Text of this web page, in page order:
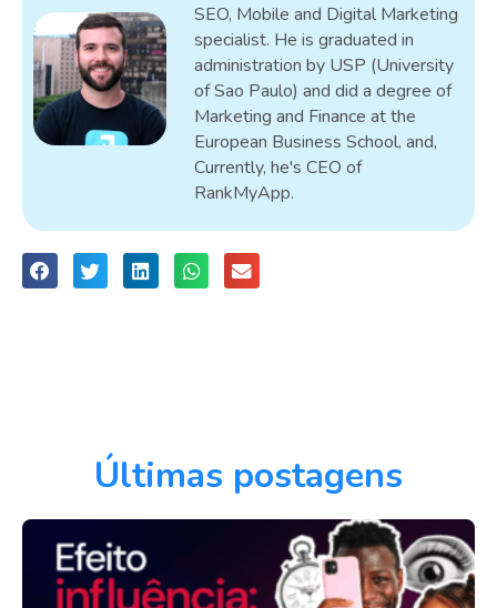
SEO, Mobile and Digital Marketing
specialist. He is graduated in
administration by USP (University
of Sao Paulo) and did a degree of
Marketing and Finance at the
European Business School, and,
Currently, he's CEO of
RankMyApp.
Últimas postagens